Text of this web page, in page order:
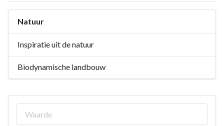
Natuur
Inspiratie uit de natuur
Biodynamische landbouw